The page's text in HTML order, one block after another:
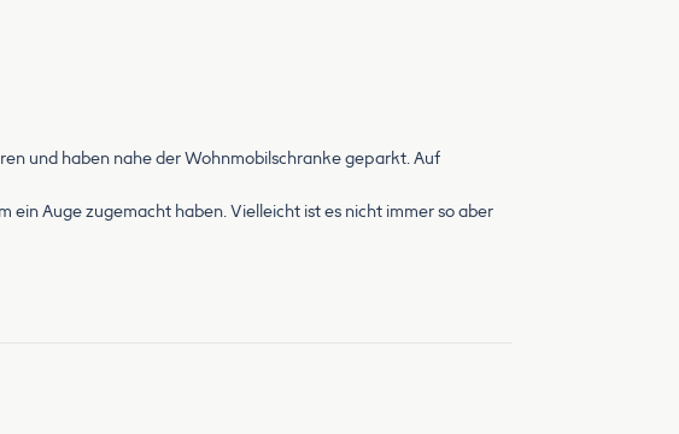
und haben nahe der Wohnmobilschranke geparkt. Auf
ein Auge zugemacht haben. Vielleicht ist es nicht immer so aber